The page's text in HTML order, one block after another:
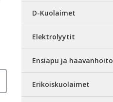
D-Kuolaimet
Elektrolyytit
Ensiapu ja haavanhoito
Erikoiskuolaimet